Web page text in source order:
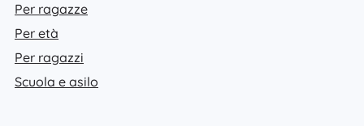
Per ragazze
Per età
Per ragazzi
Scuola e asilo